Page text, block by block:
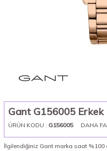
Gant G156005 Erkek
ÜRÜN KODU : G156005 DAHA
İlgilendiğiniz Gant marka saat %100